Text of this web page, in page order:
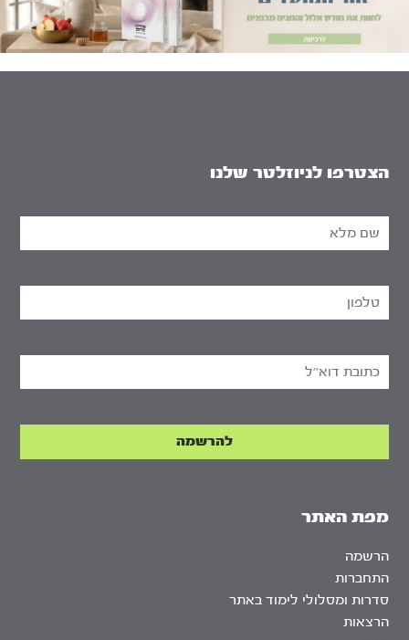
מפת האתר
הרשמה
התחברות
סדרות ומסלולי לימוד באתר
הרצאות
הצטרפו לניוזלטר שלנו